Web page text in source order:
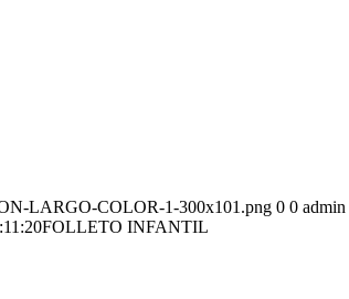
LARGO-COLOR-1-300x101.png 0 0 admin
FOLLETO INFANTIL